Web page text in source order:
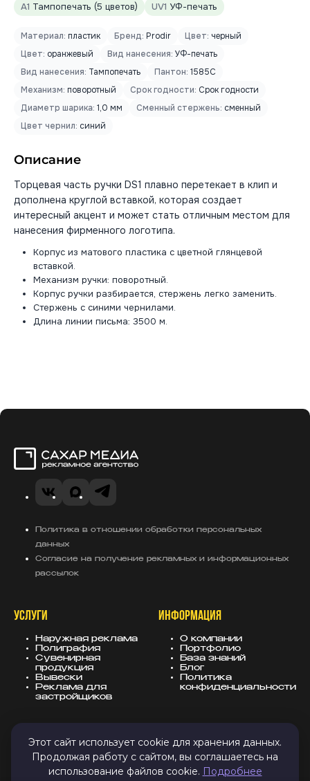
A1 Тампопечать (5 цветов) UV1 УФ-печать
Материал: пластик Бренд: Prodir Цвет: черный
Цвет: оранжевый Вид нанесения: УФ-печать
Вид нанесения: Тампопечать Пантон: 1585C
Механизм: поворотный Срок годности: Срок годности
Диаметр шарика: 1,0 мм Сменный стержень: сменный
Цвет чернил: синий
Описание
Торцевая часть ручки DS1 плавно перетекает в клип и
дополнена круглой вставкой, которая создает
интересный акцент и может стать отличным местом для
нанесения фирменного логотипа.
Корпус из матового пластика с цветной глянцевой
вставкой.
Механизм ручки: поворотный.
Корпус ручки разбирается, стержень легко заменить.
Стержень с синими чернилами.
Длина линии письма: 3500 м.
VK Telegram
MAX
Политика в отношении обработки персональных
данных
Согласие на получение рекламных и информационных
рассылок
УСЛУГИ
Наружная реклама
Полиграфия
Сувенирная
продукция
Вывески
Реклама для
застройщиков
ИНФОРМАЦИЯ
О компании
Портфолио
База знаний
Блог
Политика
конфиденциальности
КОНТАКТЫ
8 (343) 247-25-10
info@sugarmedia.ru
СОЦСЕТИ
MAX
VK
Этот сайт использует cookie для хранения данных.
Продолжая работу с сайтом, вы соглашаетесь на
использование файлов cookie. Подробнее